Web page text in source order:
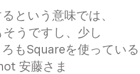
と​いう​意味では、​
うですし、​少し​
も​Squareを​使っている​
安藤さま